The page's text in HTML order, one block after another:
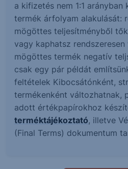
a kifizetés nem 1:1
termék árfolyam alakulását:
mögöttes teljesítményből
vagy kaphatsz
mögöttes termék negatív
csak egy pár példát
feltételek Kibocsátónként,
termékenként változhatnak,
adott értékpapírokhoz
terméktájékoztató, illetve
(Final Terms) dokumentum